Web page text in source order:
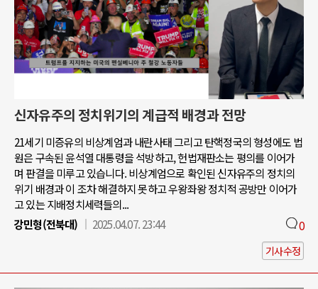
신자유주의 정치위기의 계급적 배경과 전망
21세기 미증유의 비상계엄과 내란사태 그리고 탄핵정국의 형성에도 법
원은 구속된 윤석열 대통령을 석방하고, 헌법재판소는 평의를 이어가
며 판결을 미루고 있습니다. 비상계엄으로 확인된 신자유주의 정치의
위기 배경과 이 조차 해결하지 못하고 우왕좌왕 정치적 공방만 이어가
고 있는 지배정치세력들의...
강민형(전북대)
2025.04.07. 23:44 0
기사수정